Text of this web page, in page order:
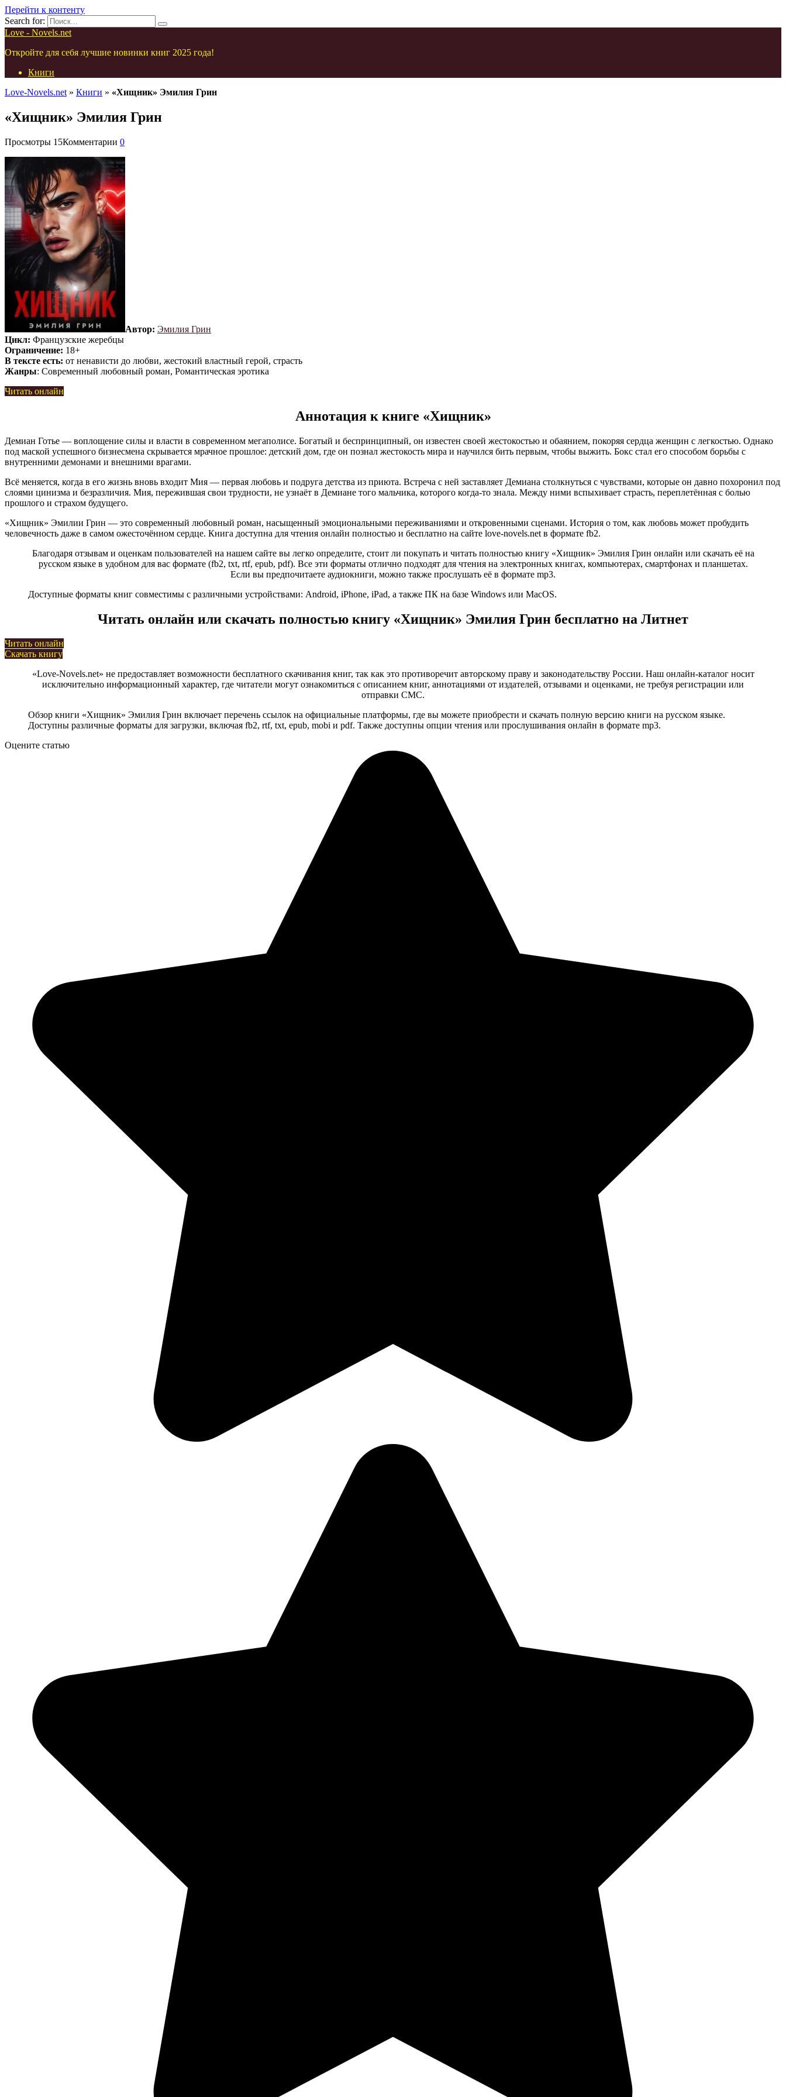
Перейти к контенту
Search for:
Love - Novels.net
Откройте для себя лучшие новинки книг 2025 года!
Книги
Love-Novels.net » Книги » «Хищник» Эмилия Грин
«Хищник» Эмилия Грин
Просмотры 15Комментарии 0
Автор: Эмилия Грин
Цикл: Французские жеребцы
Ограничение: 18+
В тексте есть: от ненависти до любви, жестокий властный герой, страсть
Жанры: Современный любовный роман, Романтическая эротика
Читать онлайн
Аннотация к книге «Хищник»
Демиан Готье — воплощение силы и власти в современном мегаполисе. Богатый и беспринципный, он известен своей жестокостью и обаянием, покоряя сердца женщин с легкостью. Однако
под маской успешного бизнесмена скрывается мрачное прошлое: детский дом, где он познал жестокость мира и научился бить первым, чтобы выжить. Бокс стал его способом борьбы с
внутренними демонами и внешними врагами.
Всё меняется, когда в его жизнь вновь входит Мия — первая любовь и подруга детства из приюта. Встреча с ней заставляет Демиана столкнуться с чувствами, которые он давно похоронил под
слоями цинизма и безразличия. Мия, пережившая свои трудности, не узнаёт в Демиане того мальчика, которого когда-то знала. Между ними вспыхивает страсть, переплетённая с болью
прошлого и страхом будущего.
«Хищник» Эмилии Грин — это современный любовный роман, насыщенный эмоциональными переживаниями и откровенными сценами. История о том, как любовь может пробудить
человечность даже в самом ожесточённом сердце. Книга доступна для чтения онлайн полностью и бесплатно на сайте love-novels.net в формате fb2.
Благодаря отзывам и оценкам пользователей на нашем сайте вы легко определите, стоит ли покупать и читать полностью книгу «Хищник» Эмилия Грин онлайн или скачать её на
русском языке в удобном для вас формате (fb2, txt, rtf, epub, pdf). Все эти форматы отлично подходят для чтения на электронных книгах, компьютерах, смартфонах и планшетах.
Если вы предпочитаете аудиокниги, можно также прослушать её в формате mp3.
Доступные форматы книг совместимы с различными устройствами: Android, iPhone, iPad, а также ПК на базе Windows или MacOS.
Читать онлайн или скачать полностью книгу «Хищник» Эмилия Грин бесплатно на Литнет
Читать онлайн
Скачать книгу
«Love-Novels.net» не предоставляет возможности бесплатного скачивания книг, так как это противоречит авторскому праву и законодательству России. Наш онлайн-каталог носит
исключительно информационный характер, где читатели могут ознакомиться с описанием книг, аннотациями от издателей, отзывами и оценками, не требуя регистрации или
отправки СМС.
Обзор книги «Хищник» Эмилия Грин включает перечень ссылок на официальные платформы, где вы можете приобрести и скачать полную версию книги на русском языке.
Доступны различные форматы для загрузки, включая fb2, rtf, txt, epub, mobi и pdf. Также доступны опции чтения или прослушивания онлайн в формате mp3.
Оцените статью